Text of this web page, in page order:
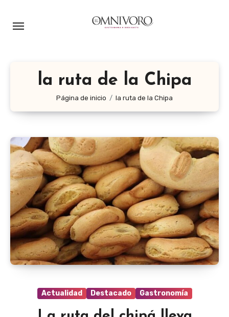
la ruta de la Chipa
Página de inicio la ruta de la Chipa
Actualidad Destacado Gastronomía